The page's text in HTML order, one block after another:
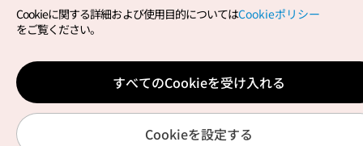
Copyright (c) Korea Tourism Organization All Rights
サイトエラー報告公式メール
japanese@knto.or.kr
Cookieに関する詳細および使用目的についてはCookieポリシー
をご覧ください。
すべてのCookieを受け入れる
Cookieを設定する